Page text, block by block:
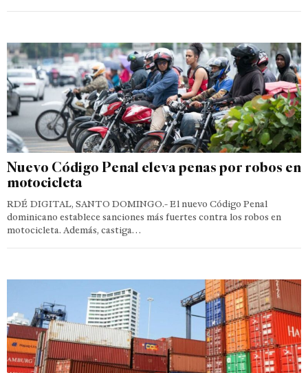
Nuevo Código Penal eleva penas por robos en
motocicleta
RDÉ DIGITAL, SANTO DOMINGO.- El nuevo Código Penal
dominicano establece sanciones más fuertes contra los robos en
motocicleta. Además, castiga…